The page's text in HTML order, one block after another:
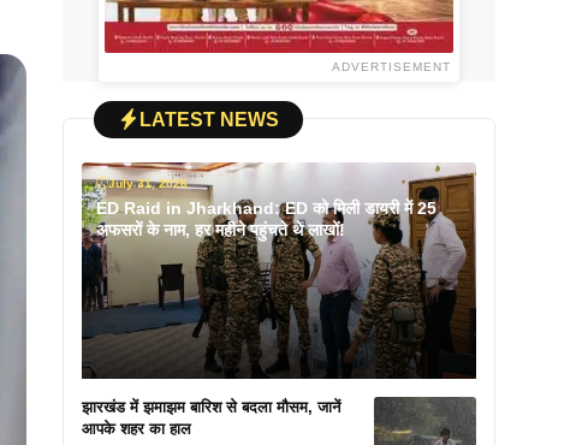
ADVERTISEMENT
LATEST NEWS
July 31, 2026
ED Raid in Jharkhand: ED को मिली डायरी में 25
अफसरों के नाम, हर महीने पहुंचते थे लाखों!
झारखंड में झमाझम बारिश से बदला मौसम, जानें
आपके शहर का हाल